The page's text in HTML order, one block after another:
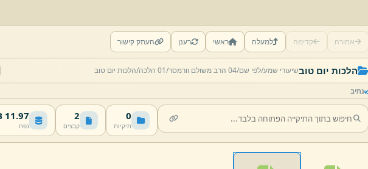
אחורה קדימה למעלה ראשי רענן העתק קישור
הלכות יום טובשיעורי שמע/לפי שם/04 הרב משולם וורמסר/ 01 הלכה/ הלכות יום טוב
נתיב
0
תיקיות
2
קבצים
11.97 MB
נפח